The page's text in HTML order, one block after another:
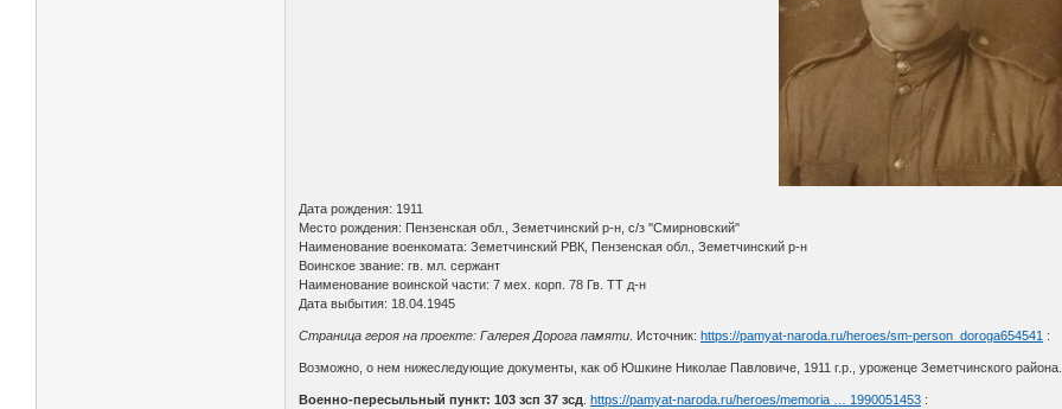
Дата рождения: 1911
Место рождения: Пензенская обл., Земетчинский р-н, с/з ''Смирновский''
Наименование военкомата: Земетчинский РВК, Пензенская обл., Земетчинский р-н
Воинское звание: гв. мл. сержант
Наименование воинской части: 7 мех. корп. 78 Гв. ТТ д-н
Дата выбытия: 18.04.1945
Страница героя на проекте: Галерея Дорога памяти . Источник:https://pamyat-naroda.ru/heroes/sm-person_doroga654541 :
Возможно, о нем нижеследующие документы, как об Юшкине Николае Павловиче, 1911 г.р., уроженце Земетчинского района.
Военно-пересыльный пункт: 103 зсп 37 зсд .https://pamyat-naroda.ru/heroes/memoria … 1990051453 :